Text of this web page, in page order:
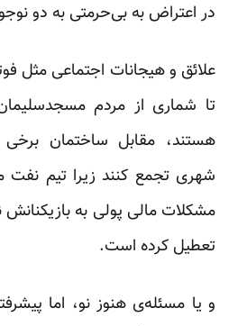
در اعتراض به بی‌حرمتی به دو
علائق و هیجانات اجتماعی مثل
تا شماری از مردم
هستند، مقابل ساختمان برخی
شهری تجمع کنند زیرا تیم
مشکلات مالی پولی به بازیکنانش
تعطیل کرده است.
و یا مسئله‌ی هنوز نو، اما